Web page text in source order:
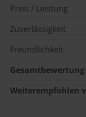
Preis / Leistung
Zuverlässigkeit
Freundlichkeit
Gesamtbewertung
Weiterempfohlen